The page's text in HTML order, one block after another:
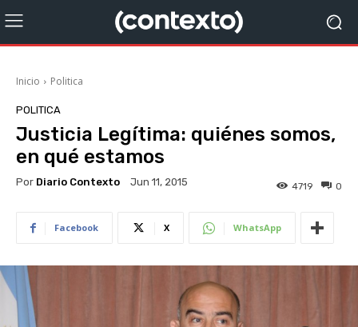
Inicio Politica
POLITICA
Justicia Legítima: quiénes somos,
en qué estamos
Por Diario Contexto Jun 11, 2015 0
4719
Facebook X WhatsApp